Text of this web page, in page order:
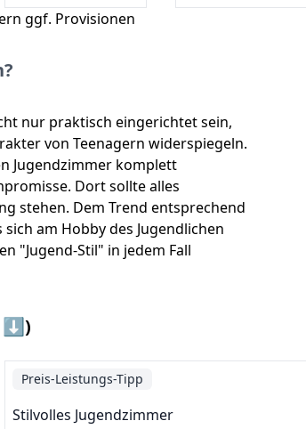
ggf. Provisionen
nur praktisch eingerichtet sein,
von Teenagern widerspiegeln.
Jugendzimmer komplett
Dort sollte alles
stehen. Dem Trend entsprechend
am Hobby des Jugendlichen
"Jugend-Stil" in jedem Fall
⬇️)
Preis-Leistungs-Tipp
Stilvolles Jugendzimmer